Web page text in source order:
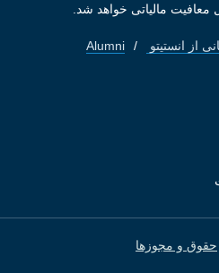
مالیاتی خواهد شد.
از انستیتو Alumni
TheThe
The Washington Institute
The Washington Institute on
حقوق و مجوزها